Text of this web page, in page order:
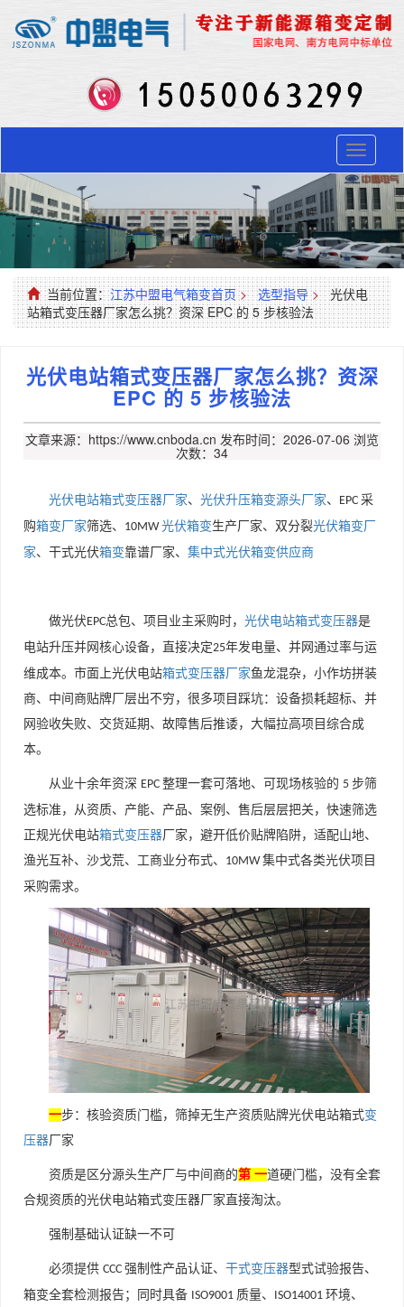
Toggle
当前位置：江苏中盟电气箱变首页 > 选型指导 > 光伏电
站箱式变压器厂家怎么挑？资深 EPC 的 5 步核验法
光伏电站箱式变压器厂家怎么挑？资深
EPC 的 5 步核验法
文章来源：https://www.cnboda.cn 发布时间：2026-07-06 浏览
次数：34
光伏电站箱式变压器厂家、 光伏升压箱变源头厂家、 EPC 采
购箱变厂家筛选、 10MW光伏箱变生产厂家、双分裂光伏箱变厂
家、干式光伏箱变靠谱厂家、 集中式光伏箱变供应商
做光伏EPC总包、项目业主采购时， 光伏电站箱式变压器是
电站升压并网核心设备，直接决定25年发电量、并网通过率与运
维成本。市面上光伏电站箱式变压器厂家鱼龙混杂，小作坊拼装
商、中间商贴牌厂层出不穷，很多项目踩坑：设备损耗超标、并
网验收失败、交货延期、故障售后推诿，大幅拉高项目综合成
本。
从业十余年资深 EPC 整理一套可落地、可现场核验的 5 步筛
选标准，从资质、产能、产品、案例、售后层层把关，快速筛选
正规光伏电站箱式变压器厂家，避开低价贴牌陷阱，适配山地、
渔光互补、沙戈荒、工商业分布式、 10MW集中式各类光伏项目
采购需求。
一步：核验资质门槛，筛掉无生产资质贴牌光伏电站箱式变
压器厂家
资质是区分源头生产厂与中间商的第 一道硬门槛，没有全套
合规资质的光伏电站箱式变压器厂家直接淘汰。
强制基础认证缺一不可
必须提供 CCC 强制性产品认证、 干式变压器型式试验报告、
箱变全套检测报告；同时具备 ISO9001 质量、 ISO14001 环境、